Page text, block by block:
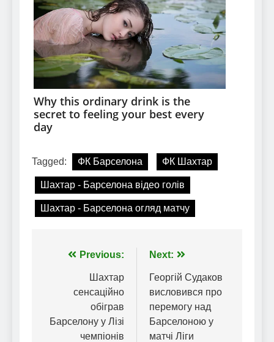
Tagged: ФК Барселона ФК Шахтар
Шахтар - Барселона відео голів
Шахтар - Барселона огляд матчу
Навігація
записів
Previous:
Шахтар
сенсаційно
обіграв
Барселону у Лізі
чемпіонів
Next:
Георгій Судаков
висловився про
перемогу над
Барселоною у
матчі Ліги